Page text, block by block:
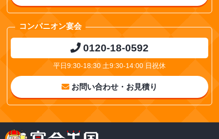
コンパニオン宴会
0120-18-0592
平日9:30-18:30 土9:30-14:00 日祝休
お問い合わせ・お見積り